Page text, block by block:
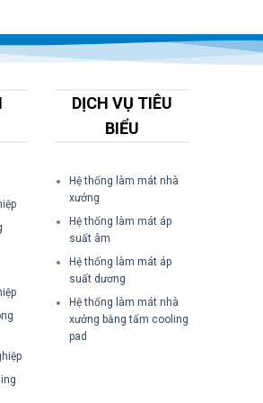
DỊCH VỤ TIÊU
BIỂU
Hệ thống làm mát nhà
xưởng
Hệ thống làm mát áp
suất âm
Hệ thống làm mát áp
suất dương
Hệ thống làm mát nhà
xưởng bằng tấm cooling
pad